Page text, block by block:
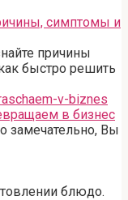
симптомы и
причины
быстро решить
в бизнес
замечательно, Вы
блюдо.